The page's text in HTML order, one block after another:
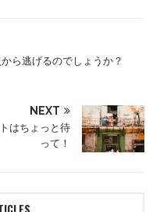
ら逃げるのでしょうか？
NEXT
はちょっと待
って！